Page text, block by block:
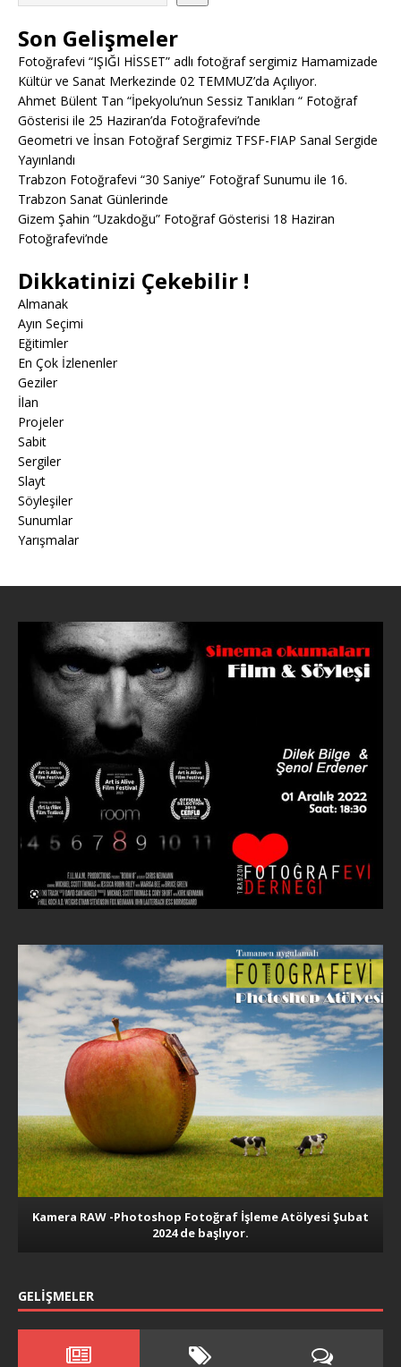
Son Gelişmeler
Fotoğrafevi “IŞIĞI HİSSET” adlı fotoğraf sergimiz Hamamizade
Kültür ve Sanat Merkezinde 02 TEMMUZ’da Açılıyor.
Ahmet Bülent Tan “İpekyolu’nun Sessiz Tanıkları “ Fotoğraf
Gösterisi ile 25 Haziran’da Fotoğrafevi’nde
Geometri ve İnsan Fotoğraf Sergimiz TFSF-FIAP Sanal Sergide
Yayınlandı
Trabzon Fotoğrafevi “30 Saniye” Fotoğraf Sunumu ile 16.
Trabzon Sanat Günlerinde
Gizem Şahin “Uzakdoğu” Fotoğraf Gösterisi 18 Haziran
Fotoğrafevi’nde
Dikkatinizi Çekebilir !
Almanak
Ayın Seçimi
Eğitimler
En Çok İzlenenler
Geziler
İlan
Projeler
Sabit
Sergiler
Slayt
Söyleşiler
Sunumlar
Yarışmalar
Kamera RAW -Photoshop Fotoğraf İşleme Atölyesi Şubat
2024 de başlıyor.
GELIŞMELER